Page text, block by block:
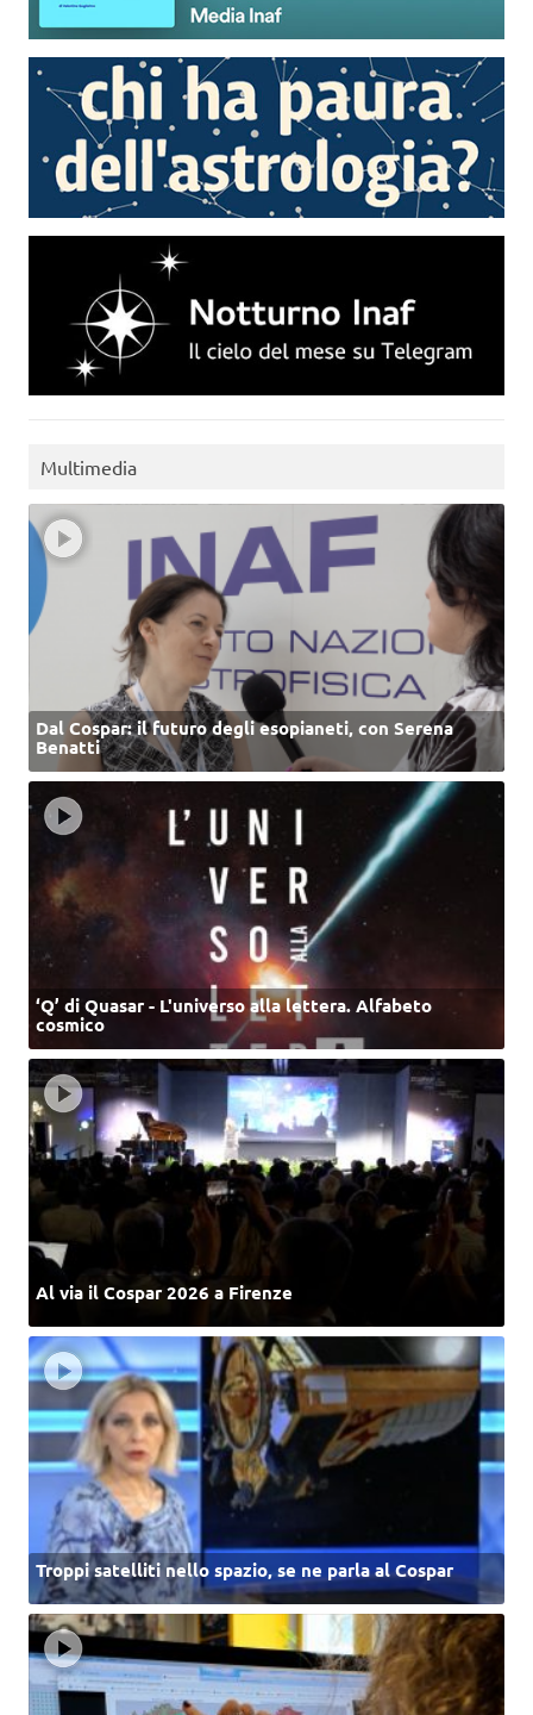
Multimedia
Dal Cospar: il futuro degli esopianeti, con Serena
Benatti
‘Q’ di Quasar - L'universo alla lettera. Alfabeto
cosmico
Al via il Cospar 2026 a Firenze
Troppi satelliti nello spazio, se ne parla al Cospar